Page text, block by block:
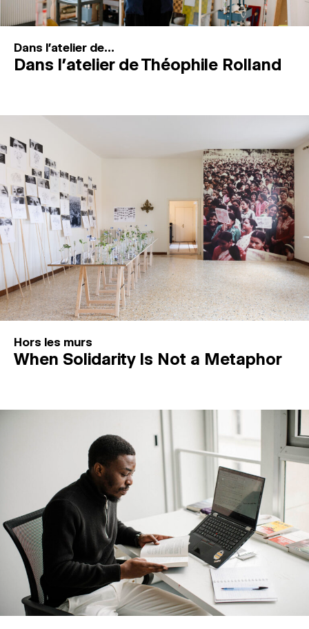
Dans l'atelier de...
Dans l’atelier de Théophile Rolland
Hors les murs
When Solidarity Is Not a Metaphor